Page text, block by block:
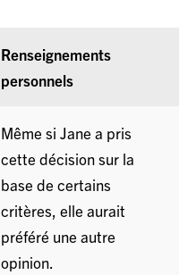
Renseignements
personnels
Même si Jane a pris
cette décision sur la
base de certains
critères, elle aurait
préféré une autre
opinion.